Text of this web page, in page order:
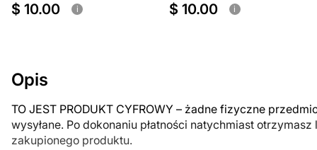
$ 10.00 i $ 10.00 i
Opis
TO JEST PRODUKT CYFROWY – żadne fizyczne
wysyłane. Po dokonaniu płatności natychmiast
zakupionego produktu.